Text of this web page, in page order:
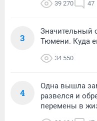
39 270 47
3
Значительный
Тюмени. Куда
34 550
4
Одна вышла
развелся и
перемены в